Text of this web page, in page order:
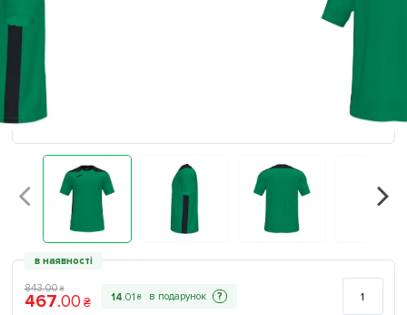
в наявності
843.00 ₴
467.00 ₴ 14.01 ₴ ?